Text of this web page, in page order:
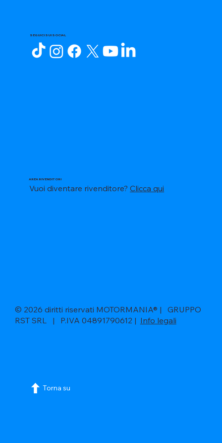
SEGUICI SUI SOCIAL
AREA RIVENDITORI
Vuoi diventare rivenditore?Clicca qui
© 2026 diritti riservati MOTORMANIA® | GRUPPO
RST SRL | P.IVA 04891790612 | Info legali
Torna su